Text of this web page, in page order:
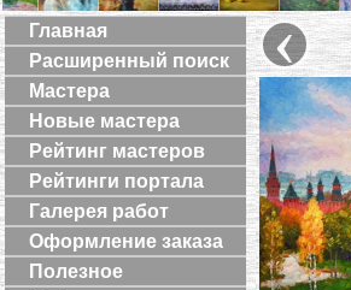
Главная
Расширенный поиск
Мастера
Новые мастера
Рейтинг мастеров
Рейтинги портала
Галерея работ
Оформление заказа
Полезное
‹